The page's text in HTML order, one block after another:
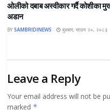
ओलीको दबाब अस्वीकार गर्दै कोशीका
अडान
BY SAMBRIDINEWS बुधबार, साउन २०, २०८३
Leave a Reply
Your email address will not be
marked *